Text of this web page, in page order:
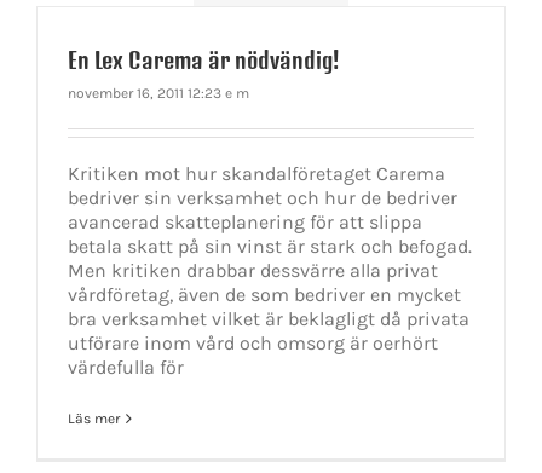
En Lex Carema är nödvändig!
november 16, 2011 12:23 e m
Kritiken mot hur skandalföretaget Carema
bedriver sin verksamhet och hur de bedriver
avancerad skatteplanering för att slippa
betala skatt på sin vinst är stark och befogad.
Men kritiken drabbar dessvärre alla privat
vårdföretag, även de som bedriver en mycket
bra verksamhet vilket är beklagligt då privata
utförare inom vård och omsorg är oerhört
värdefulla för
Läs mer